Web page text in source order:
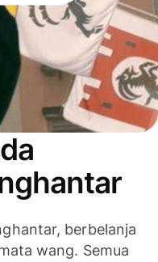
berbelanja
wang. Semua